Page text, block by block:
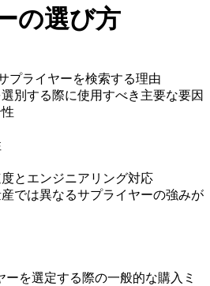
の選び方
プライヤーを検索する理由
別する際に使用すべき主要な要因
とエンジニアリング対応
では異なるサプライヤーの強みが
を選定する際の一般的な購入ミ